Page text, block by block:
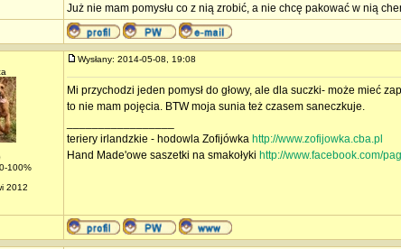
Już nie mam pomysłu co z nią zrobić, a nie chcę pakować w nią
100%
2012
Wysłany: 2014-05-08, 19:08
Mi przychodzi jeden pomysł do głowy, ale dla suczki- może mieć
to nie mam pojęcia. BTW moja sunia też czasem saneczkuje.
teriery irlandzkie - hodowla Zofijówka http://www.zofijowka.cba.pl
Hand Made'owe saszetki na smakołyki http://www.facebook.com/